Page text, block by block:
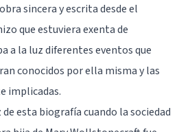
sincera y escrita desde el
que estuviera exenta de
a la luz diferentes eventos que
conocidos por ella misma y las
implicadas.
esta biografía cuando la sociedad